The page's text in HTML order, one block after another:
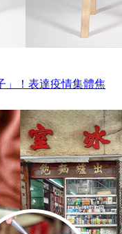
」！表達疫情集體焦